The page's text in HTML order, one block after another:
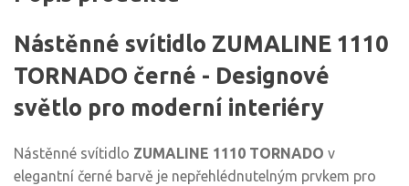
Nástěnné svítidlo ZUMALINE 1110
TORNADO černé - Designové
světlo pro moderní interiéry
Nástěnné svítidlo ZUMALINE 1110 TORNADO v
elegantní černé barvě je nepřehlédnutelným prvkem pro